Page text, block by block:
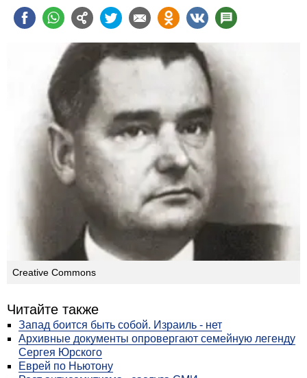
Creative Commons
Читайте также
Запад боится быть собой. Израиль - нет
Архивные документы опровергают семейную легенду
Сергея Юрского
Еврей по Ньютону